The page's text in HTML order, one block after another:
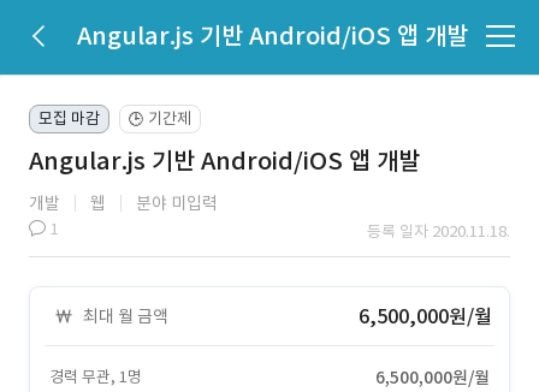
Angular.js 기반 Android/iOS 앱 개발
모집 마감 🕒 기간제
Angular.js 기반 Android/iOS 앱 개발
개발 웹 분야 미입력
1 등록 일자 2020.11.18.
최대 월 금액 6,500,000원/월
경력 무관, 1명 6,500,000원/월